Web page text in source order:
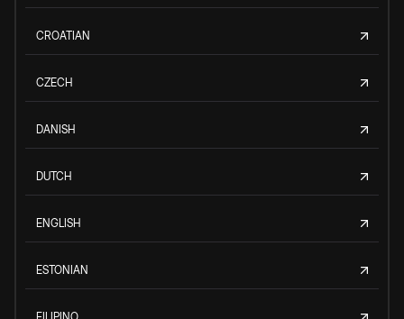
CROATIAN
CZECH
DANISH
DUTCH
ENGLISH
ESTONIAN